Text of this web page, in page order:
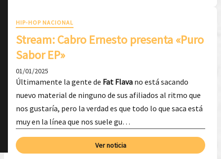
HIP-HOP NACIONAL
Stream: Cabro Ernesto presenta «Puro
Sabor EP»
01/01/2025
Últimamente la gente de Fat Flava no está sacando
nuevo material de ninguno de sus afiliados al ritmo que
nos gustaría, pero la verdad es que todo lo que saca está
muy en la línea que nos suele gu…
Ver noticia